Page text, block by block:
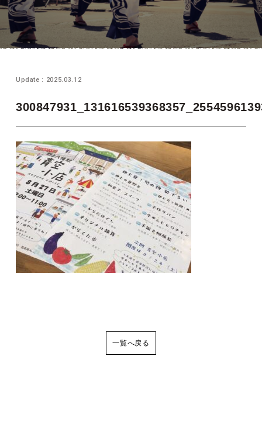
Update : 2025.03.12
一覧へ戻る